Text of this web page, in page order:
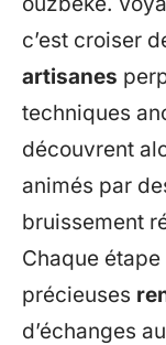
c’est croiser
artisanes
techniques
découvrent
animés par
bruissement
Chaque
précieuses
d’échanges